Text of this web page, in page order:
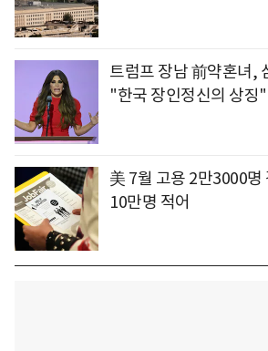
트럼프 장남 前약혼녀,
"한국 장인정신의 상징"
美 7월 고용 2만3000
10만명 적어